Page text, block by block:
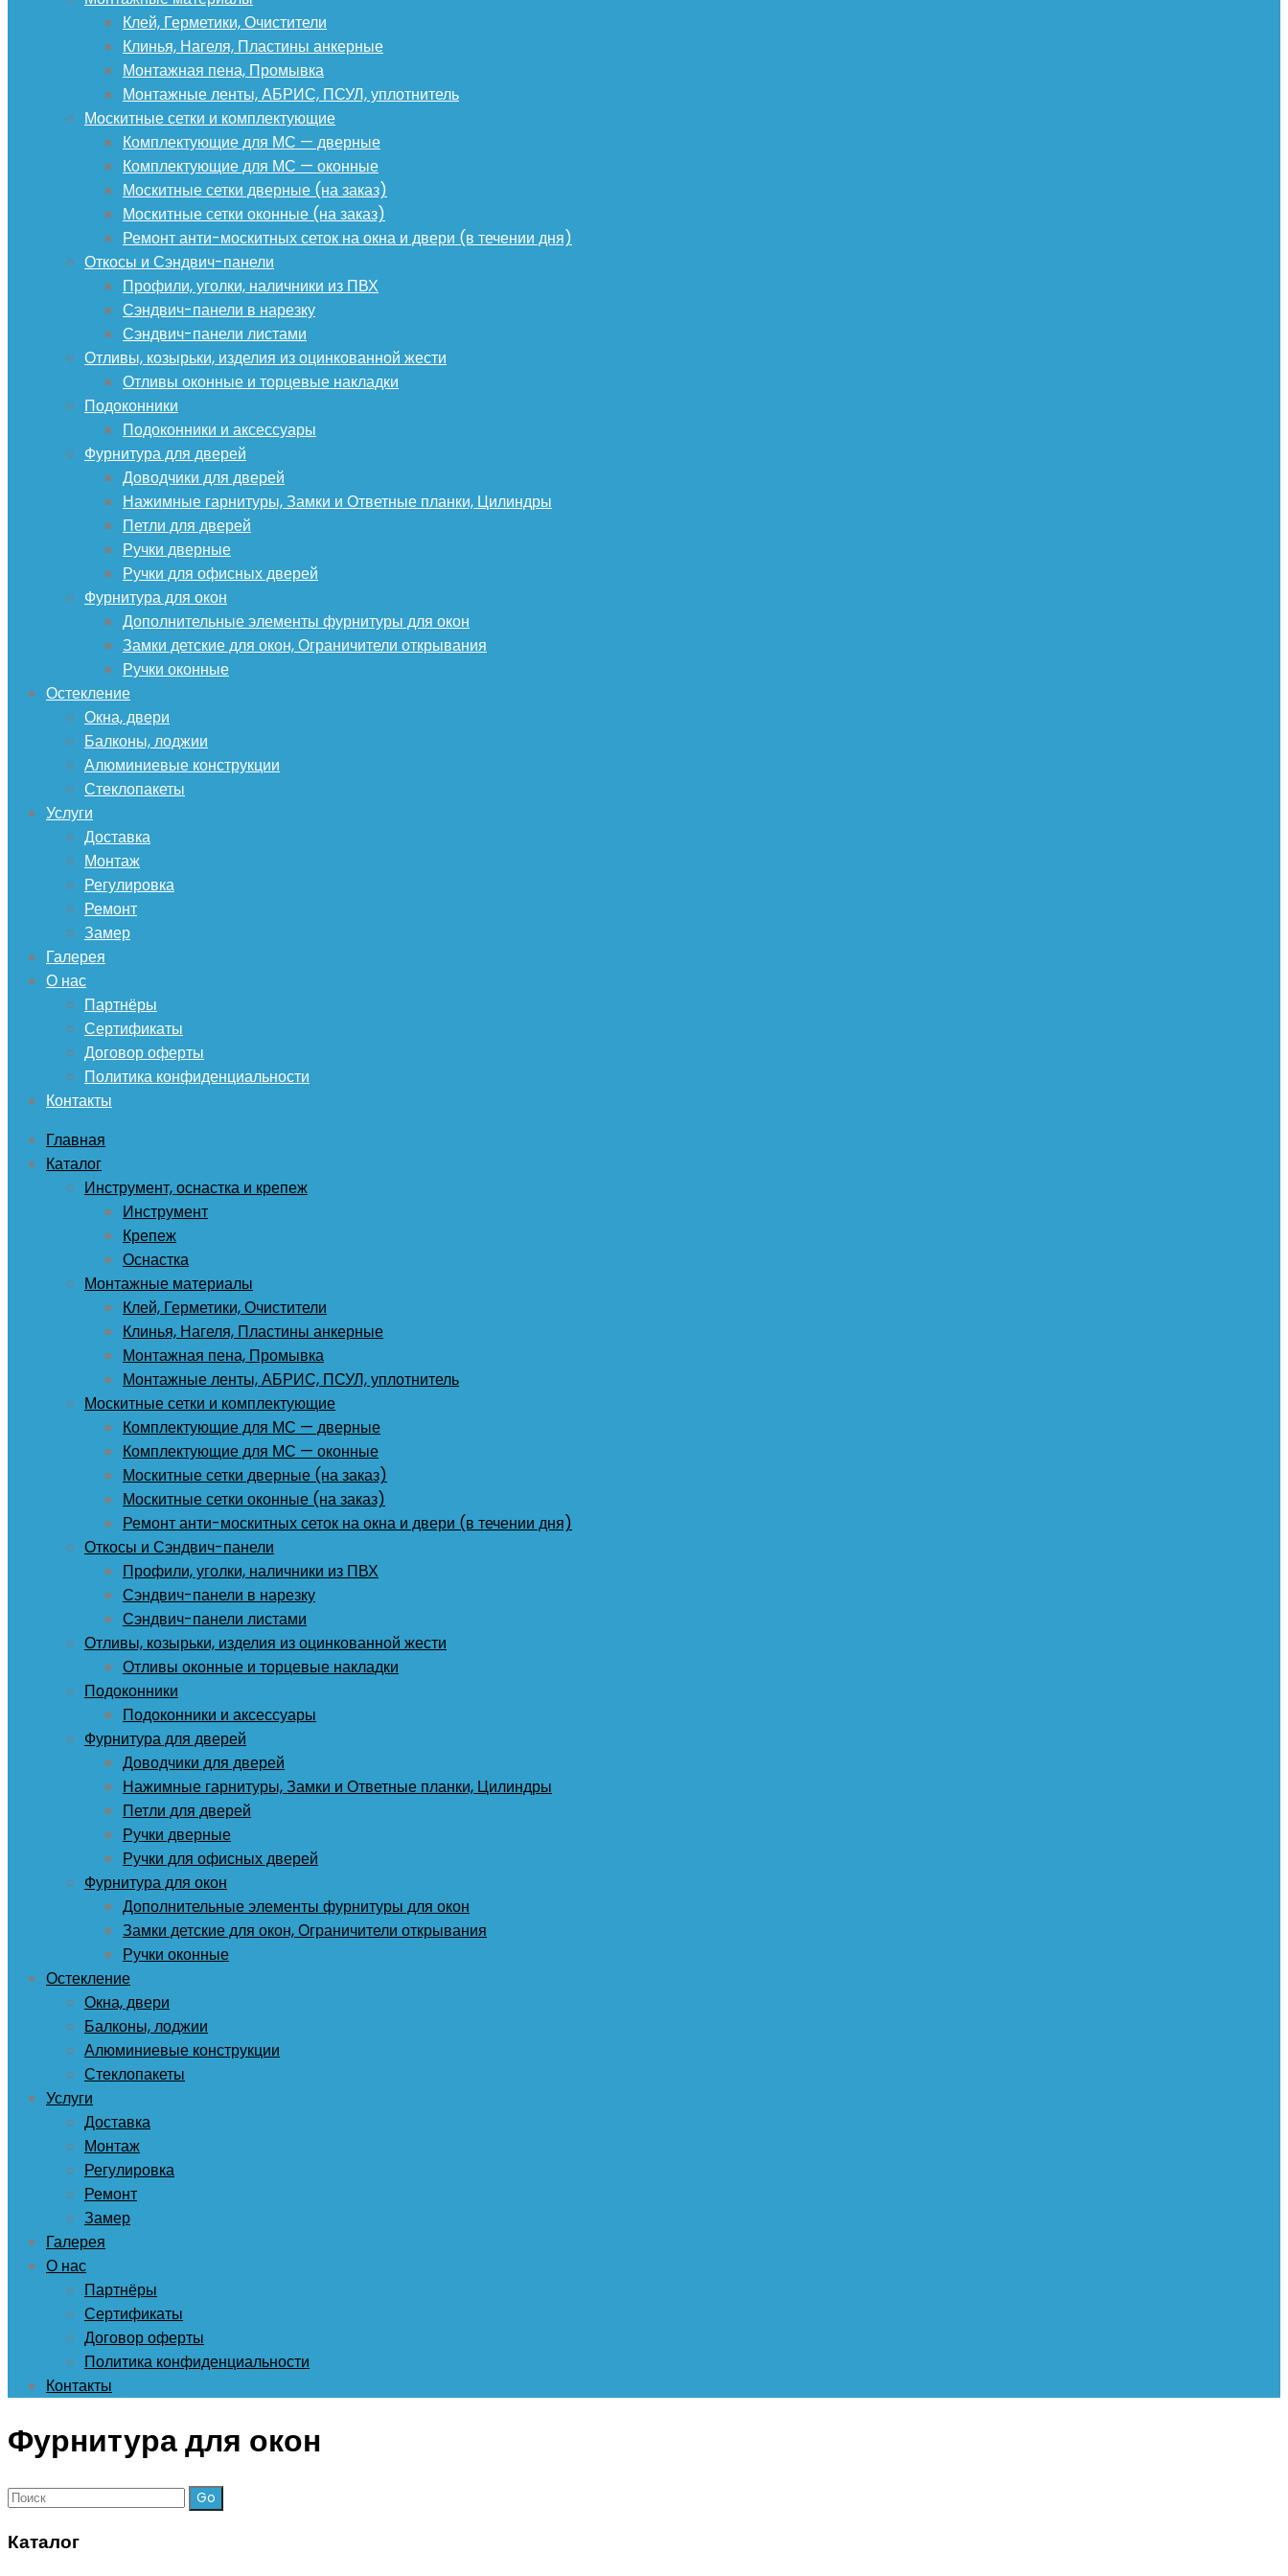
Клей, Герметики, Очистители
Клинья, Нагеля, Пластины анкерные
Монтажная пена, Промывка
Монтажные ленты, АБРИС, ПСУЛ, уплотнитель
Москитные сетки и комплектующие
Комплектующие для МС — дверные
Комплектующие для МС — оконные
Москитные сетки дверные (на заказ)
Москитные сетки оконные (на заказ)
Ремонт анти-москитных сеток на окна и двери (в течении дня)
Откосы и Сэндвич-панели
Профили, уголки, наличники из ПВХ
Сэндвич-панели в нарезку
Сэндвич-панели листами
Отливы, козырьки, изделия из оцинкованной жести
Отливы оконные и торцевые накладки
Подоконники
Подоконники и аксессуары
Фурнитура для дверей
Доводчики для дверей
Нажимные гарнитуры, Замки и Ответные планки, Цилиндры
Петли для дверей
Ручки дверные
Ручки для офисных дверей
Фурнитура для окон
Дополнительные элементы фурнитуры для окон
Замки детские для окон, Ограничители открывания
Ручки оконные
Остекление
Окна, двери
Балконы, лоджии
Алюминиевые конструкции
Стеклопакеты
Услуги
Доставка
Монтаж
Регулировка
Ремонт
Замер
Галерея
О нас
Партнёры
Сертификаты
Договор оферты
Политика конфиденциальности
Контакты
Главная
Каталог
Инструмент, оснастка и крепеж
Инструмент
Крепеж
Оснастка
Монтажные материалы
Клей, Герметики, Очистители
Клинья, Нагеля, Пластины анкерные
Монтажная пена, Промывка
Монтажные ленты, АБРИС, ПСУЛ, уплотнитель
Москитные сетки и комплектующие
Комплектующие для МС — дверные
Комплектующие для МС — оконные
Москитные сетки дверные (на заказ)
Москитные сетки оконные (на заказ)
Ремонт анти-москитных сеток на окна и двери (в течении дня)
Откосы и Сэндвич-панели
Профили, уголки, наличники из ПВХ
Сэндвич-панели в нарезку
Сэндвич-панели листами
Отливы, козырьки, изделия из оцинкованной жести
Отливы оконные и торцевые накладки
Подоконники
Подоконники и аксессуары
Фурнитура для дверей
Доводчики для дверей
Нажимные гарнитуры, Замки и Ответные планки, Цилиндры
Петли для дверей
Ручки дверные
Ручки для офисных дверей
Фурнитура для окон
Дополнительные элементы фурнитуры для окон
Замки детские для окон, Ограничители открывания
Ручки оконные
Остекление
Окна, двери
Балконы, лоджии
Алюминиевые конструкции
Стеклопакеты
Услуги
Доставка
Монтаж
Регулировка
Ремонт
Замер
Галерея
О нас
Партнёры
Сертификаты
Договор оферты
Политика конфиденциальности
Контакты
Фурнитура для окон
Поиск:
Каталог